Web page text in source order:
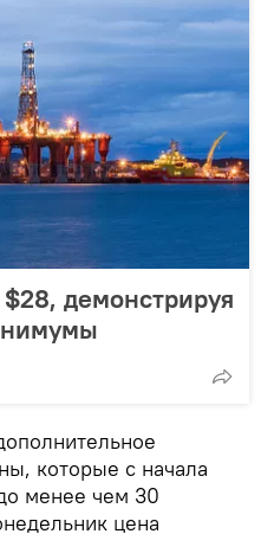
демонстрируя
которые с начала
менее чем 30
цена